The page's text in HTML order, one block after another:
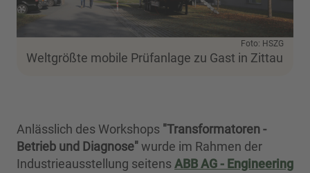
Foto: HSZG
Weltgrößte mobile Prüfanlage zu Gast in Zittau
Anlässlich des Workshops "Transformatoren -
Betrieb und Diagnose"wurde im Rahmen der
Industrieausstellung seitens ABB AG - Engineering